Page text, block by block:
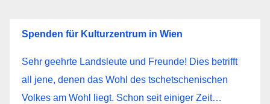
Spenden für Kulturzentrum in Wien
Sehr geehrte Landsleute und Freunde! Dies betrifft
all jene, denen das Wohl des tschetschenischen
Volkes am Wohl liegt. Schon seit einiger Zeit…